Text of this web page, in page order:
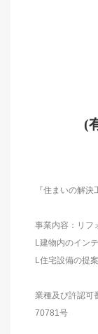
(
『住まいの解決
事業内容：リフ
L建物内のイン
L住宅設備の提
業種及び許認
70781号